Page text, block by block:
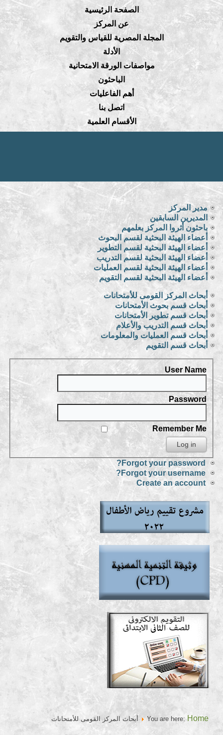
الصفحة الرئيسية
عن المركز
المجلة المصرية للقياس والتقويم
الأدلة
مواصفات الورقة الامتحانية
الباحثون
أهم الفاعليات
اتصل بنا
الأقسام العلمية
مدير المركز
المديرين السابقين
باحثون أثروا المركز بعلمهم
أعضاء الهيئة البحثية لقسم البحوث
أعضاء الهيئة البحثية لقسم التطوير
أعضاء الهيئة البحثية لقسم التدريب
أعضاء الهيئة البحثية لقسم العمليات
أعضاء الهيئة البحثية لقسم التقويم
أبحاث المركز القومى للأمتحانات
أبحاث قسم بحوث الأمتحانات
أبحاث قسم تطوير الأمتحانات
أبحاث قسم التدريب والأعلام
أبحاث قسم العمليات والمعلومات
أبحاث قسم التقويم
User Name
Password
Remember Me
Forgot your password?
Forgot your username?
Create an account
You are here: Home أبحاث المركز القومى للأمتحانات